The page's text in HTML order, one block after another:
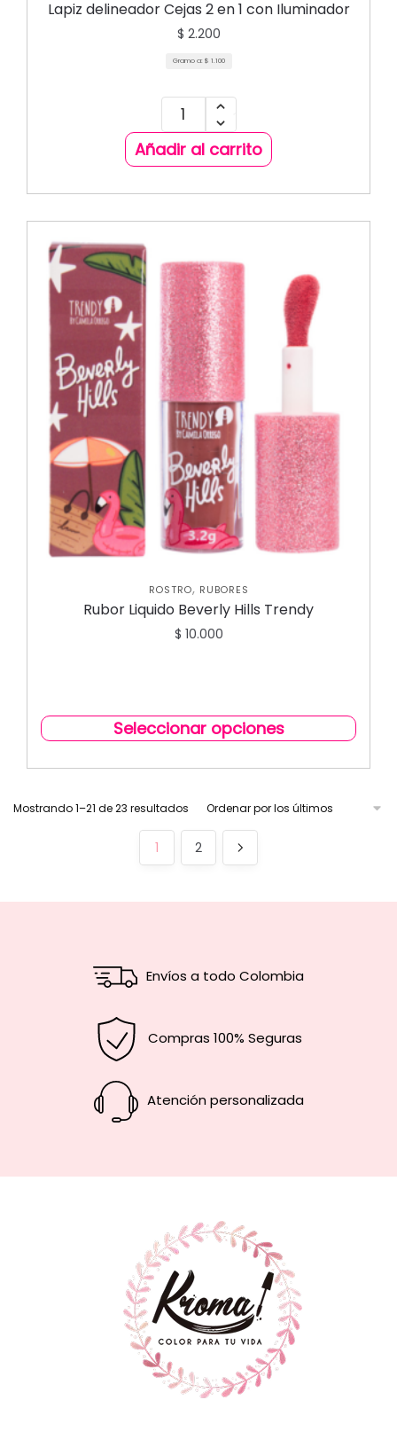
Lapiz delineador Cejas 2 en 1 con Iluminador
$ 2.200
Gramo a: $ 1.100
Añadir al carrito
ROSTRO, RUBORES
Rubor Liquido Beverly Hills Trendy
$ 10.000
Seleccionar opciones
Mostrando 1–21 de 23 resultados
1 2
Envíos a todo Colombia
Compras 100% Seguras
Atención personalizada